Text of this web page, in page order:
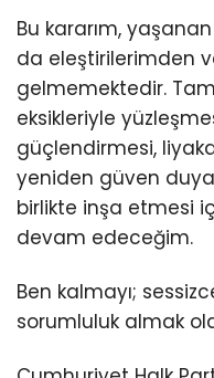
Bu kararım,
da eleştirilerimden
gelmemektedir.
eksikleriyle
güçlendirmesi,
yeniden güven
birlikte inşa etmesi
devam edeceğim.
Ben kalmayı;
sorumluluk almak